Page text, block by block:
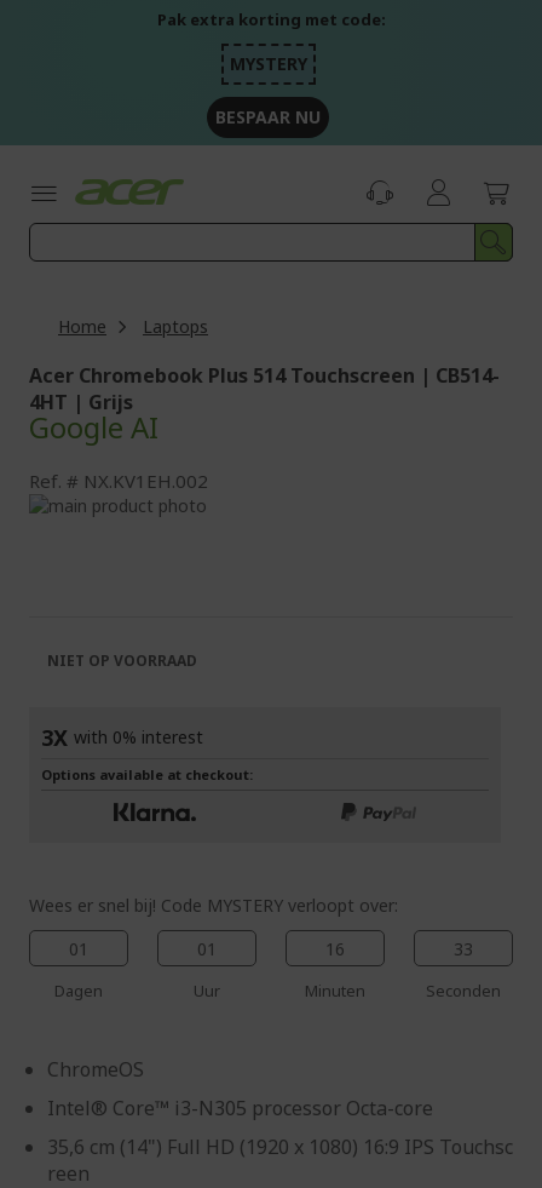
Pak extra korting met code:
MYSTERY
BESPAAR NU
Home Laptops
Acer Chromebook Plus 514 Touchscreen | CB514-
4HT | Grijs
Google AI
Ref. NX.KV1EH.002
Ga
afbeeldingen-
gallerij
afbeeldingen-
Wees er snel bij! Code MYSTERY verloopt over:
01
Dagen
01
Uur
16
Minuten
32
Seconden
ChromeOS
Intel® Core™ i3-N305 processor Octa-core
35,6 cm (14") Full HD (1920 x 1080) 16:9 IPS Touchsc
reen
NIET OP VOORRAAD
3X with 0% interest
Options available at checkout: